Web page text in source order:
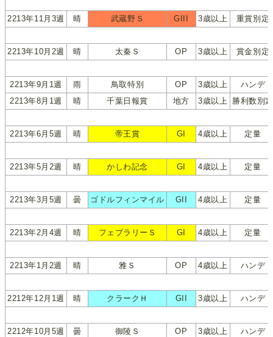
2213年11月3週 晴 武蔵野Ｓ GIII 3歳以上 重賞別定
2213年10月2週 晴 太秦Ｓ OP 3歳以上 賞金別定
2213年9月1週 雨 鳥取特別 OP 3歳以上
ハンデ
2213年8月1週
晴 千葉日報賞 地方 3歳以上 勝利数別定
2213年6月5週 晴 帝王賞 GI 4歳以上 定量
2213年5月2週 晴 かしわ記念 GI 4歳以上 定量
2213年3月5週 曇 ゴドルフィンマイル GII 4歳以上 定量
2213年2月4週 晴 フェブラリーＳ GI 4歳以上 定量
2213年1月2週 晴 雅Ｓ OP 4歳以上 ハンデ
2212年12月1週 晴 クラークＨ GII 3歳以上 ハンデ
2212年10月5週 曇 御陵Ｓ OP 3歳以上 ハンデ